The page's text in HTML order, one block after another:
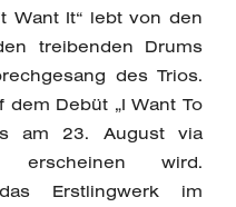
Want It“ lebt von den
treibenden Drums
des Trios.
Debüt „I Want To
am 23. August via
wird.
Erstlingwerk im